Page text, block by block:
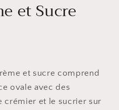
et Sucre
et sucre comprend
ovale avec des
crémier et le sucrier sur